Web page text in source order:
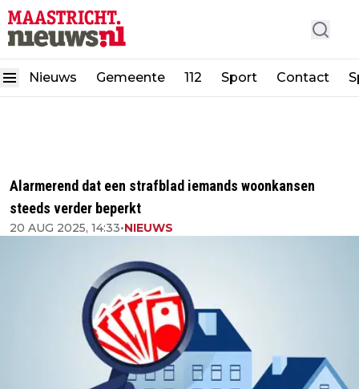
Nieuws Gemeente 112 Sport Contact
Alarmerend dat een strafblad iemands woonkansen
steeds verder beperkt
20 AUG 2025, 14:33•NIEUWS